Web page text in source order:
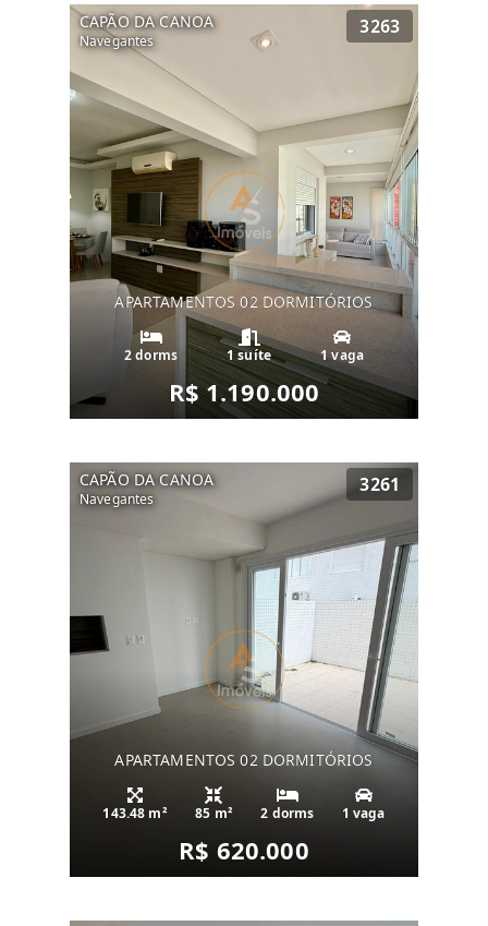
CAPÃO DA CANOA
Navegantes
3263
APARTAMENTOS 02 DORMITÓRIOS
2 dorms 1 suíte 1 vaga
R$ 1.190.000
CAPÃO DA CANOA
Navegantes
3261
APARTAMENTOS 02 DORMITÓRIOS
143.48 m² 85 m² 2 dorms 1 vaga
R$ 620.000